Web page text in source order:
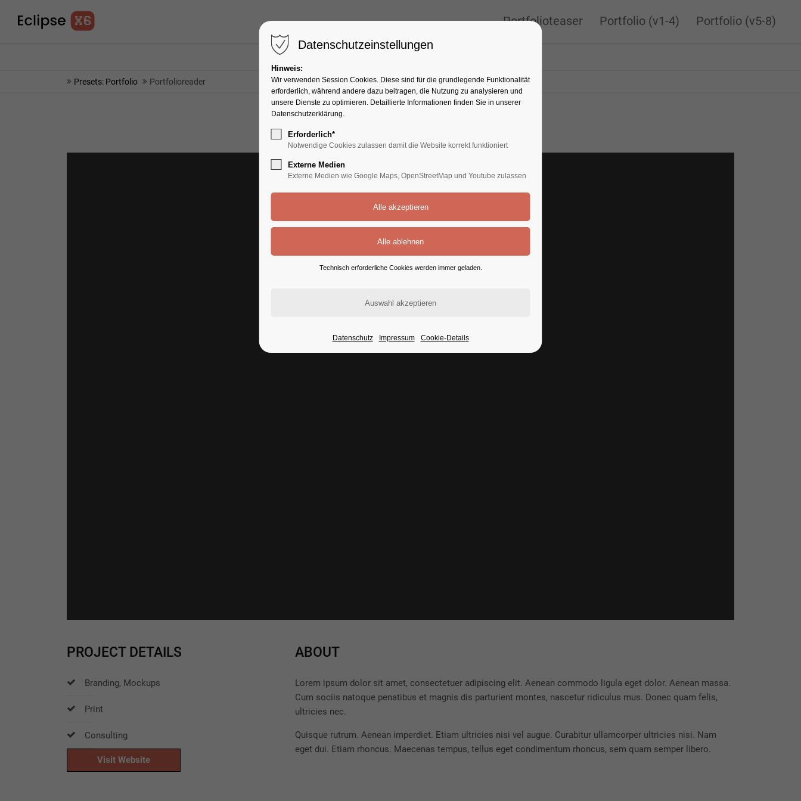
info@yourmail.com
Portfolioteaser Portfolio (v1-4) Portfolio (v5-8)
Presets: Portfolio Portfolioreader
PROJECT DETAILS
Branding, Mockups
Print
Consulting
Visit Website
ABOUT
Lorem ipsum dolor sit amet, consectetuer adipiscing elit. Aenean commodo ligula eget dolor. Aenean massa.
Cum sociis natoque penatibus et magnis dis parturient montes, nascetur ridiculus mus. Donec quam felis,
ultricies nec.
Quisque rutrum. Aenean imperdiet. Etiam ultricies nisi vel augue. Curabitur ullamcorper ultricies nisi. Nam
eget dui. Etiam rhoncus. Maecenas tempus, tellus eget condimentum rhoncus, sem quam semper libero.
Get in Touch
Contact Us Follow Us
Datenschutzeinstellungen
Hinweis:
Wir verwenden Session Cookies. Diese sind für die grundlegende Funktionalität
erforderlich, während andere dazu beitragen, die Nutzung zu analysieren und
unsere Dienste zu optimieren. Detaillierte Informationen finden Sie in unserer
Datenschutzerklärung.
Erforderlich*
Notwendige Cookies zulassen damit die Website korrekt funktioniert
Externe Medien
Externe Medien wie Google Maps, OpenStreetMap und Youtube zulassen
Technisch erforderliche Cookies werden immer geladen.
Datenschutz Impressum Cookie-Details
Portfolioteaser Portfolio (v1-4) Portfolio (v5-8)